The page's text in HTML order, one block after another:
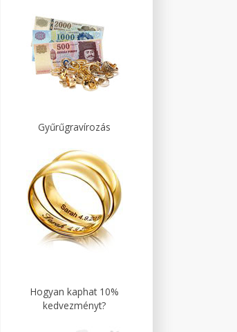
Gyűrűgravírozás
Hogyan kaphat 10%
kedvezményt?